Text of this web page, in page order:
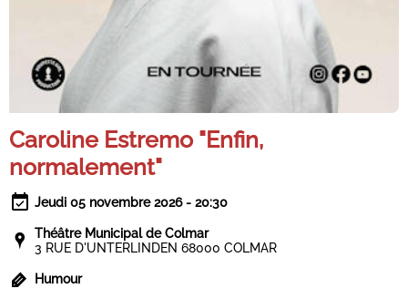
Caroline Estremo "Enfin,
normalement"
Jeudi 05 novembre 2026 - 20:30
Théâtre Municipal de Colmar
3 RUE D'UNTERLINDEN 68000 COLMAR
Humour